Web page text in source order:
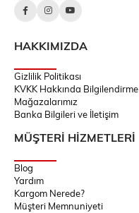
HAKKIMIZDA
Gizlilik Politikası
KVKK Hakkında Bilgilendirme
Mağazalarımız
Banka Bilgileri ve İletişim
MÜŞTERİ HİZMETLERİ
Blog
Yardım
Kargom Nerede?
Müşteri Memnuniyeti